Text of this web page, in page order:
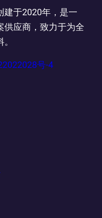
建于2020年，是一
供应商，致力于为全
号-4